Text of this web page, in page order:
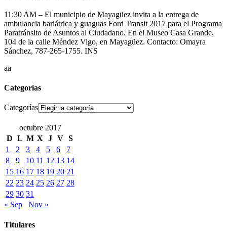
11:30 AM – El municipio de Mayagüez invita a la entrega de
ambulancia bariátrica y guaguas Ford Transit 2017 para el Programa
Paratránsito de Asuntos al Ciudadano. En el Museo Casa Grande,
104 de la calle Méndez Vigo, en Mayagüez. Contacto: Omayra
Sánchez, 787-265-1755. INS
aa
Categorías
Categorías
octubre 2017
D L M X J V S
1
2 3 4 5 6
7
8
9 10 11 12 13 14
15 16 17 18 19 20 21
22 23 24 25 26 27 28
29 30 31
« Sep
Nov »
Titulares